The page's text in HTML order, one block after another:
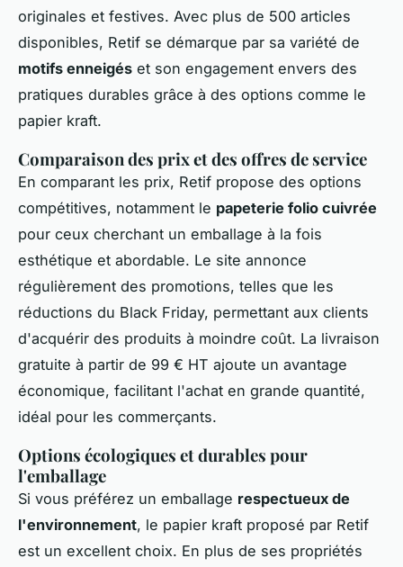
originales et festives. Avec plus de 500 articles
disponibles, Retif se démarque par sa variété de
motifs enneigés et son engagement envers des
pratiques durables grâce à des options comme le
papier kraft.
Comparaison des prix et des offres de service
En comparant les prix, Retif propose des options
compétitives, notamment le papeterie folio cuivrée
pour ceux cherchant un emballage à la fois
esthétique et abordable. Le site annonce
régulièrement des promotions, telles que les
réductions du Black Friday, permettant aux clients
d'acquérir des produits à moindre coût. La livraison
gratuite à partir de 99 € HT ajoute un avantage
économique, facilitant l'achat en grande quantité,
idéal pour les commerçants.
Options écologiques et durables pour
l'emballage
Si vous préférez un emballage respectueux de
l'environnement, le papier kraft proposé par Retif
est un excellent choix. En plus de ses propriétés